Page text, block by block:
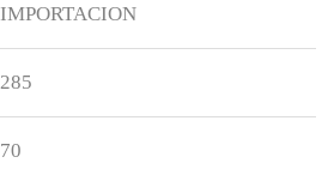
IMPORTACION
285
70